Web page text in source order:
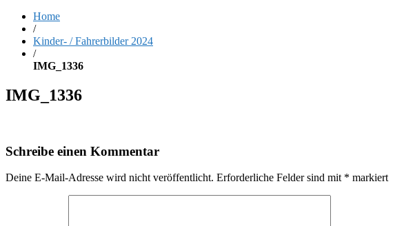
Home
/
Kinder- / Fahrerbilder 2024
/
IMG_1336
IMG_1336
Schreibe einen Kommentar
Deine E-Mail-Adresse wird nicht veröffentlicht. Erforderliche Felder sind mit * markiert